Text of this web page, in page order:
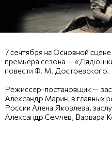
7 сентября на Основной
премьера сезона —
повести Ф. М. Достоевского.
Режиссер-постановщик —
Александр Марин, в главных
России Алена Яковлева,
Александр Семчев, Варвара